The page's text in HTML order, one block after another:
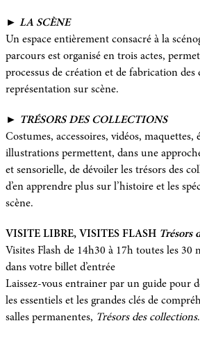
► LA SCÈNE
Un espace entièrement consacré à la
parcours est organisé en trois actes,
processus de création et de fabrication des
représentation sur scène.
► TRÉSORS DES COLLECTIONS
Costumes, accessoires, vidéos,
illustrations permettent, dans une
et sensorielle, de dévoiler les trésors des
d’en apprendre plus sur l’histoire et les
scène.
VISITE LIBRE, VISITES FLASH Trésors
Visites Flash de 14h30 à 17h toutes les
dans votre billet d’entrée
Laissez-vous entrainer par un guide pour
les essentiels et les grandes clés de
salles permanentes, Trésors des collections.